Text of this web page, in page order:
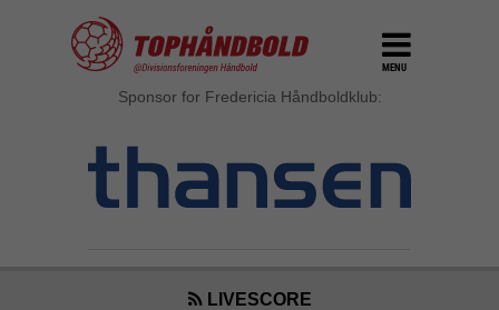
MENU
Sponsor for Fredericia Håndboldklub:
LIVESCORE